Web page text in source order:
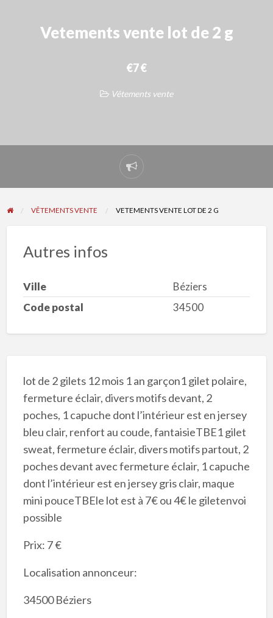
Vetements vente lot de 2 g
€7 €
Vêtements vente
Signaler
un
problème
VÊTEMENTS VENTE VETEMENTS VENTE LOT DE 2 G
Autres infos
Ville
Béziers
Code postal
34500
lot de 2 gilets 12 mois 1 an garçon1 gilet polaire,
fermeture éclair, divers motifs devant, 2
poches, 1 capuche dont l’intérieur est en jersey
bleu clair, renfort au coude, fantaisieTBE1 gilet
sweat, fermeture éclair, divers motifs partout, 2
poches devant avec fermeture éclair, 1 capuche
dont l’intérieur est en jersey gris clair, maque
mini pouceTBEle lot est à 7€ ou 4€ le giletenvoi
possible
Prix: 7 €
Localisation annonceur:
34500 Béziers